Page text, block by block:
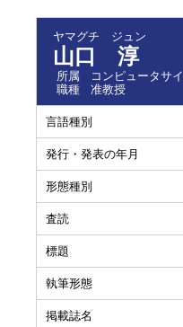
ヤマグチ ジュン
山口 淳
所属
コンピュータサ
職種
准教授
言語種別
発行・発表の年月
形態種別
査読
標題
執筆形態
掲載誌名